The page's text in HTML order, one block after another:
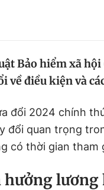
Bảo hiểm xã
về điều kiện và
đổi 2024 chính
đổi quan trọng
có thời gian tham
lương